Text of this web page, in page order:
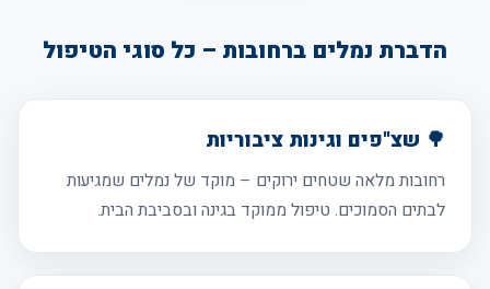
הדברת נמלים ברחובות – כל סוגי הטיפול
🌳 שצ"פים וגינות ציבוריות
רחובות מלאה שטחים ירוקים – מוקד של נמלים שמגיעות
לבתים הסמוכים. טיפול ממוקד בגינה ובסביבת הבית.